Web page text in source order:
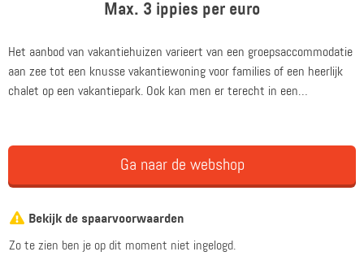
Max. 3 ippies per euro
Het aanbod van vakantiehuizen varieert van een groepsaccommodatie
aan zee tot een knusse vakantiewoning voor families of een heerlijk
chalet op een vakantiepark. Ook kan men er terecht in een
is een luxe familiehuis in Zeeuws-Vlaanderen hier geschikt voor. De
vakantiehuizen hebben een unieke locatie en zijn dichtbij de zee
gelegen.
Ga naar de webshop
Bekijk de spaarvoorwaarden
Zo te zien ben je op dit moment niet ingelogd.